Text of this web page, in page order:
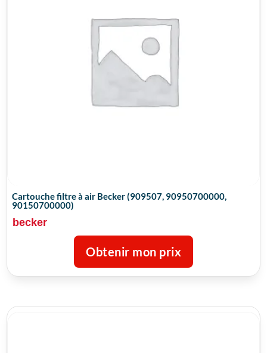
Cartouche filtre à air Becker (909507, 90950700000,
90150700000)
becker
Obtenir mon prix